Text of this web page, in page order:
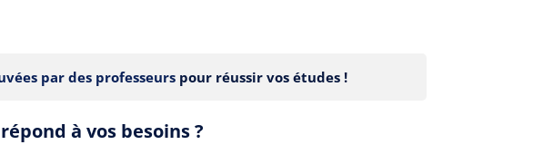
par des professeurs pour réussir vos études !
à vos besoins ?